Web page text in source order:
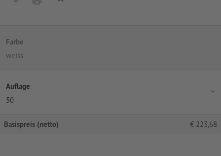
Farbe
weiss
Auflage
50
Basispreis (netto) € 223,68